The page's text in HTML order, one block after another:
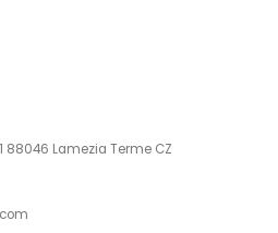
88046 Lamezia Terme CZ